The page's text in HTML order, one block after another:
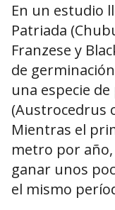
En un estudio
Patriada
Franzese y
de
una especie
(Austrocedrus
Mientras el
metro por
ganar unos
el mismo